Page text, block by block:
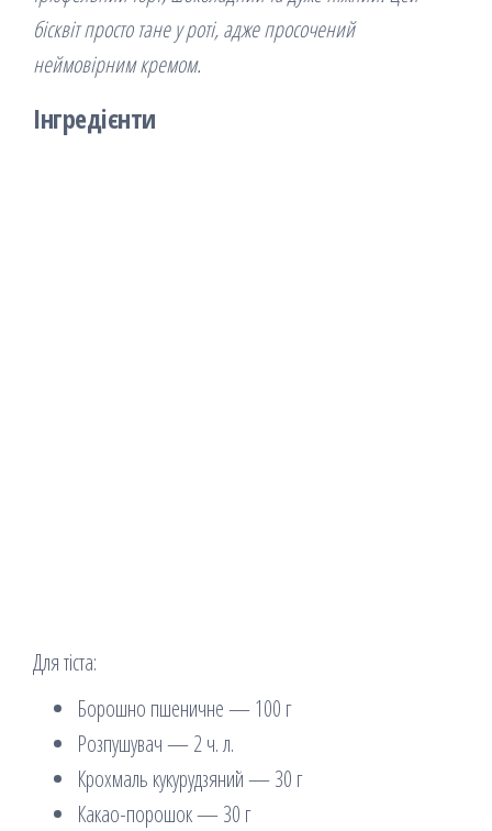
бісквіт просто тане у роті, адже просочений
неймовірним кремом.
Інгредієнти
Для тіста:
Борошно пшеничне — 100 г
Розпушувач — 2 ч. л.
Крохмаль кукурудзяний — 30 г
Какао-порошок — 30 г